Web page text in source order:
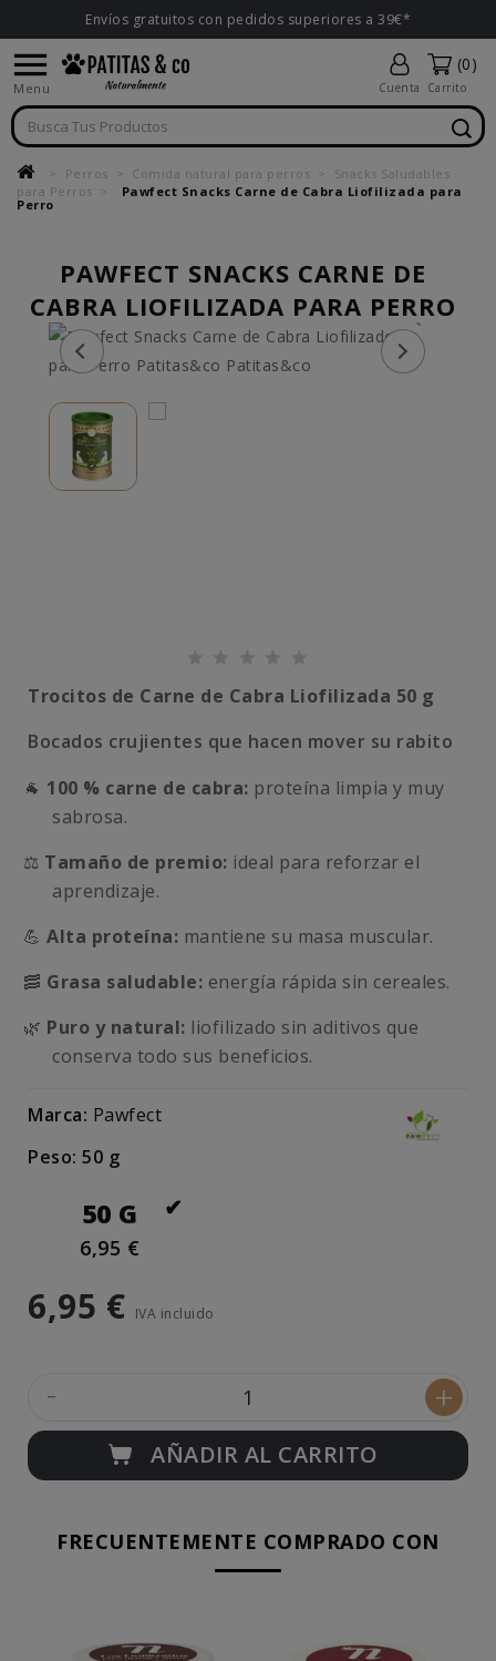
Envíos gratuitos con pedidos superiores a 39€*

Menu Cuenta
(0)
Carrito
Perros Comida natural para perros
Snacks Saludables
para Perros
Pawfect Snacks Carne de Cabra Liofilizada para
Perro
PAWFECT SNACKS CARNE DE
CABRA LIOFILIZADA PARA PERRO
Trocitos de Carne de Cabra Liofilizada 50 g
Bocados crujientes que hacen mover su rabito
🐐 100 % carne de cabra: proteína limpia y muy
sabrosa.
⚖️ Tamaño de premio: ideal para reforzar el
aprendizaje.
💪 Alta proteína: mantiene su masa muscular.
🥓 Grasa saludable: energía rápida sin cereales.
🌿 Puro y natural: liofilizado sin aditivos que
conserva todo sus beneficios.
Marca: Pawfect
Peso: 50 g
50 G
6,95 €
6,95 € IVA incluido
- +
AÑADIR AL CARRITO
FRECUENTEMENTE COMPRADO CON